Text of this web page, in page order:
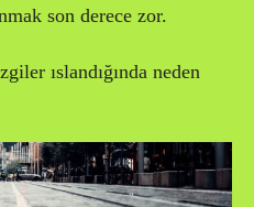
son derece zor.
ıslandığında neden